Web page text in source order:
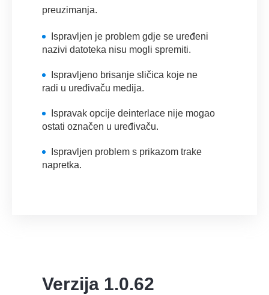
preuzimanja.
Ispravljen je problem gdje se uređeni
nazivi datoteka nisu mogli spremiti.
Ispravljeno brisanje sličica koje ne
radi u uređivaču medija.
Ispravak opcije deinterlace nije mogao
ostati označen u uređivaču.
Ispravljen problem s prikazom trake
napretka.
Verzija 1.0.62